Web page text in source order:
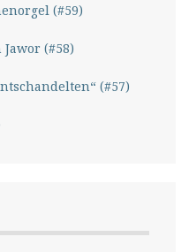
(#59)
(#58)
(#57)